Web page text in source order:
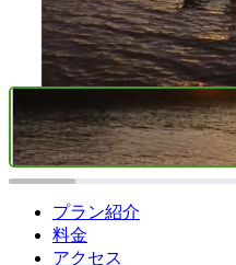
プラン紹介
料金
アクセス